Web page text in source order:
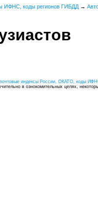
ИФНС, коды регионов ГИБДД →
индексы России, ОКАТО, коды
в ознокомительных целях,